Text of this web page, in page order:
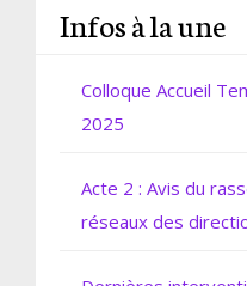
Infos à la une
Colloque Accueil
2025
Acte 2 : Avis du
réseaux des